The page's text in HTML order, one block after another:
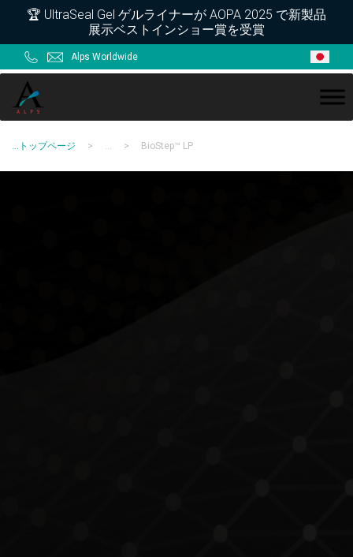
primary
navigation
main
content
primary
sidebar
footer
🏆 UltraSeal Gel ゲルライナーが AOPA 2025 で新製品
展示ベストインショー賞を受賞
Alps Worldwide
ALPS
... トップページ > ... > BioStep™ LP